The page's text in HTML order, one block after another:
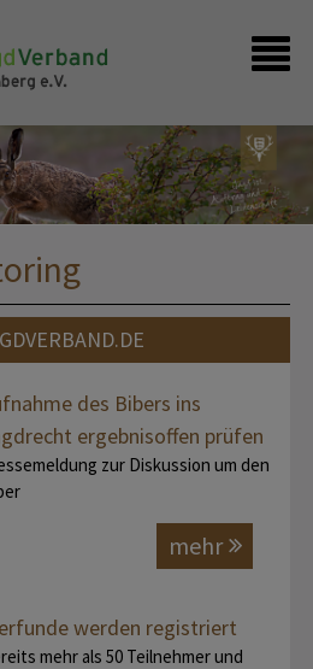
des Bibers ins
ergebnisoffen prüfen
zur Diskussion um den
mehr
werden registriert
mehr als 50 Teilnehmer und